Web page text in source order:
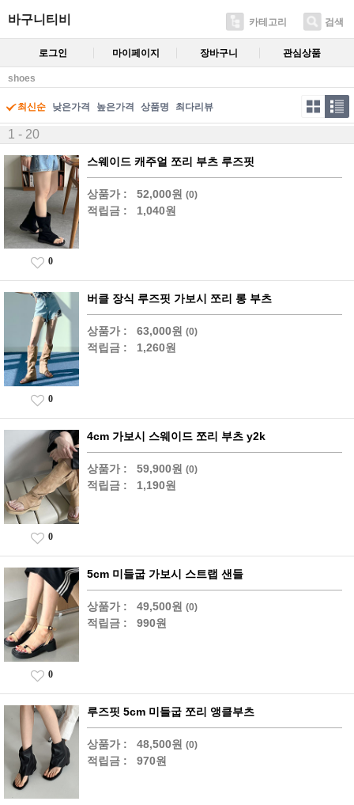
바구니티비 카테고리 검색
로그인 마이페이지 장바구니 관심상품
shoes
최신순 낮은가격 높은가격 상품명 최다리뷰
1 - 20
스웨이드 캐주얼 쪼리 부츠 루즈핏
상품가 : 52,000원 (0)
적립금 : 1,040원
0
버클 장식 루즈핏 가보시 쪼리 롱 부츠
상품가 : 63,000원 (0)
적립금 : 1,260원
0
4cm 가보시 스웨이드 쪼리 부츠 y2k
상품가 : 59,900원 (0)
적립금 : 1,190원
0
5cm 미들굽 가보시 스트랩 샌들
상품가 : 49,500원 (0)
적립금 : 990원
0
루즈핏 5cm 미들굽 쪼리 앵클부츠
상품가 : 48,500원 (0)
적립금 : 970원